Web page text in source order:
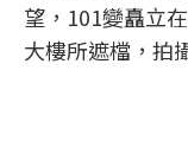
望，101變矗立
大樓所遮檔，拍